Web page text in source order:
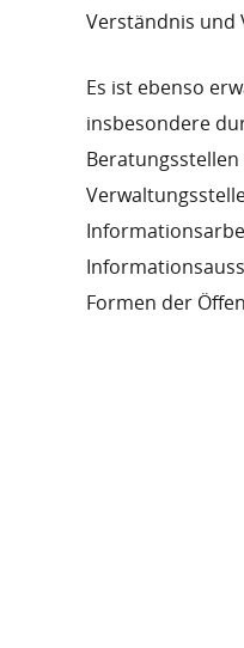
Verständnis und
Es ist ebenso
insbesondere
Formen der